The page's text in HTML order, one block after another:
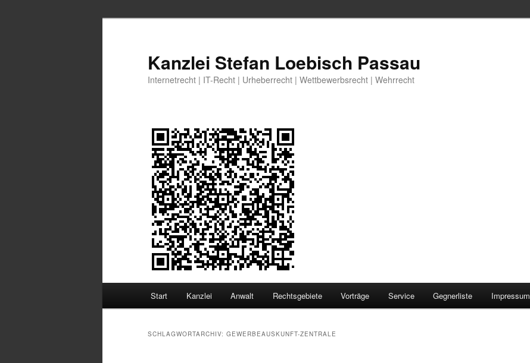
Kanzlei Stefan Loebisch Passau
Internetrecht | IT-Recht | Urheberrecht | Wettbewerbsrecht | Wehrrecht
Start Kanzlei Anwalt Rechtsgebiete Vorträge Service Gegnerliste Impressum
SCHLAGWORTARCHIV: GEWERBEAUSKUNFT-ZENTRALE